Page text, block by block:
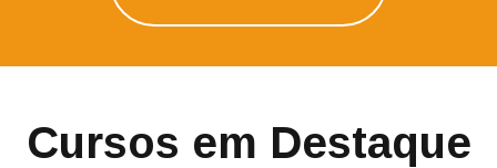
Cursos em Destaque